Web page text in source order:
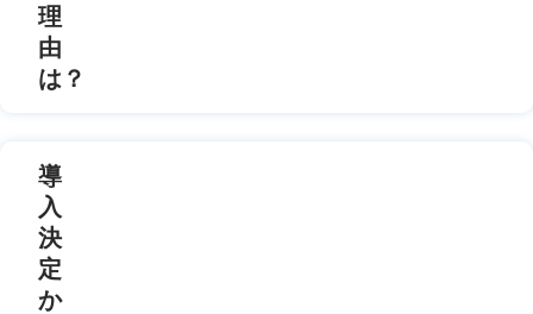
理
由
は？
導
入
決
定
か